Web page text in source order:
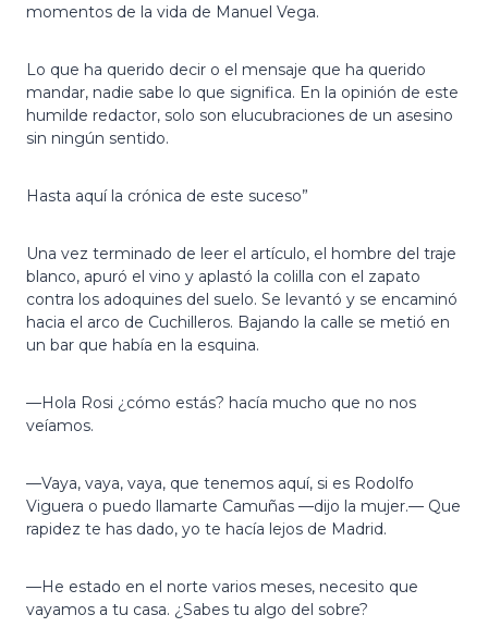
momentos de la vida de Manuel Vega.
Lo que ha querido decir o el mensaje que ha querido
mandar, nadie sabe lo que significa. En la opinión de este
humilde redactor, solo son elucubraciones de un asesino
sin ningún sentido.
Hasta aquí la crónica de este suceso”
Una vez terminado de leer el artículo, el hombre del traje
blanco, apuró el vino y aplastó la colilla con el zapato
contra los adoquines del suelo. Se levantó y se encaminó
hacia el arco de Cuchilleros. Bajando la calle se metió en
un bar que había en la esquina.
—Hola Rosi ¿cómo estás? hacía mucho que no nos
veíamos.
—Vaya, vaya, vaya, que tenemos aquí, si es Rodolfo
Viguera o puedo llamarte Camuñas —dijo la mujer.— Que
rapidez te has dado, yo te hacía lejos de Madrid.
—He estado en el norte varios meses, necesito que
vayamos a tu casa. ¿Sabes tu algo del sobre?